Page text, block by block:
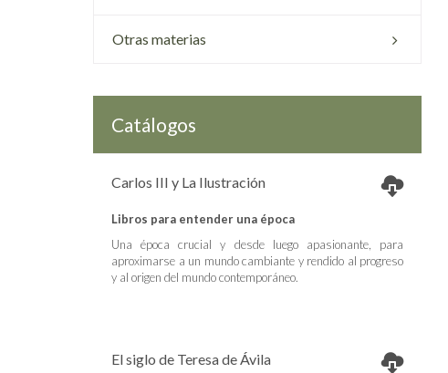
Otras materias
Catálogos
Carlos III y La Ilustración
Libros para entender una época
Una época crucial y desde luego apasionante, para
aproximarse a un mundo cambiante y rendido al progreso
y al origen del mundo contemporáneo.
El siglo de Teresa de Ávila